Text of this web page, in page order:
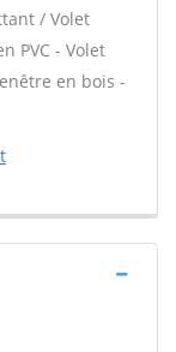
/ Volet
PVC - Volet
en bois -